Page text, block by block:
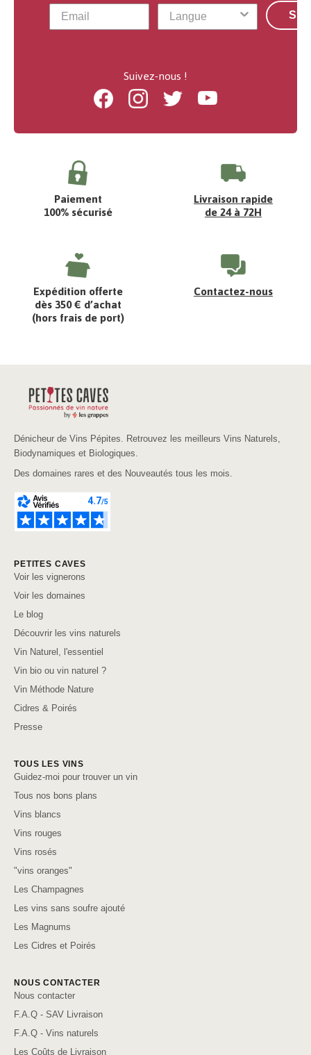
Suivez-nous !
FacebookInstagramTwitter Youtube
Paiement
100% sécurisé
Livraison rapide
de 24 à 72H
Expédition offerte
dès 350 € d’achat
(hors frais de port)
Contactez-nous
Dénicheur de Vins Pépites. Retrouvez les meilleurs Vins Naturels,
Biodynamiques et Biologiques.
Des domaines rares et des Nouveautés tous les mois.
PETITES CAVES
Voir les vignerons
Voir les domaines
Le blog
Découvrir les vins naturels
Vin Naturel, l'essentiel
Vin bio ou vin naturel ?
Vin Méthode Nature
Cidres & Poirés
Presse
TOUS LES VINS
Guidez-moi pour trouver un vin
Tous nos bons plans
Vins blancs
Vins rouges
Vins rosés
"vins oranges"
Les Champagnes
Les vins sans soufre ajouté
Les Magnums
Les Cidres et Poirés
NOUS CONTACTER
Nous contacter
F.A.Q - SAV Livraison
F.A.Q - Vins naturels
Les Coûts de Livraison